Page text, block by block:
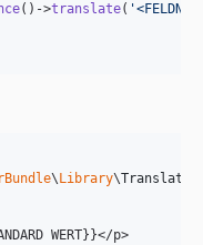
()->translate( '
\ Library\
WERT}}</p>